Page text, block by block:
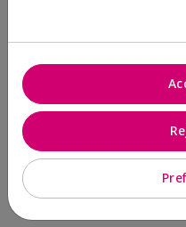
Walking in victory
Sí,
¿Le ha
23 0
Marcar esta opinión